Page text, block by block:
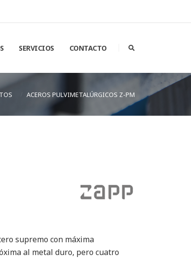
SERVICIOS CONTACTO
ACEROS PULVIMETALÚRGICOS Z-PM
supremo con máxima
al metal duro, pero cuatro